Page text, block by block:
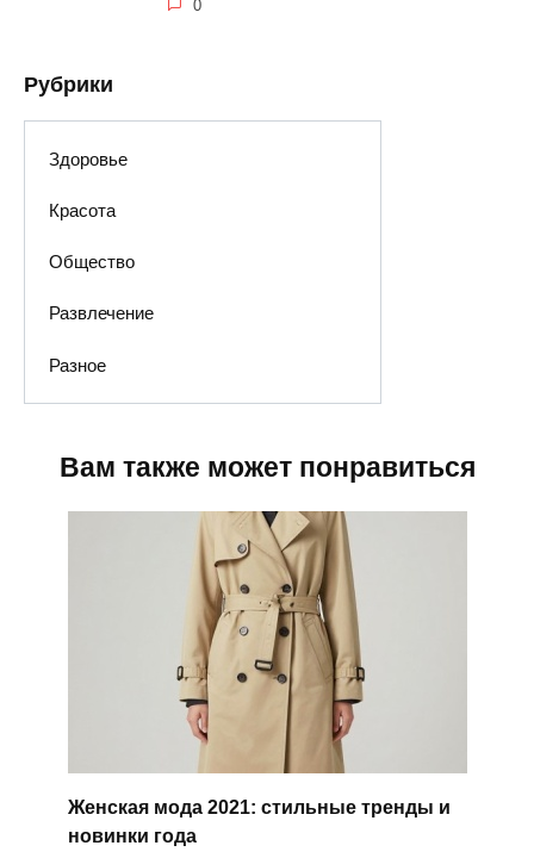
0
Рубрики
Здоровье
Красота
Общество
Развлечение
Разное
Вам также может понравиться
Женская мода 2021: стильные тренды и
новинки года